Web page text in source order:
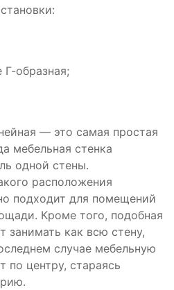
Г-образная;
— это самая простая
мебельная стенка
одной стены.
расположения
подходит для помещений
Кроме того, подобная
занимать как всю стену,
случае мебельную
по центру, стараясь